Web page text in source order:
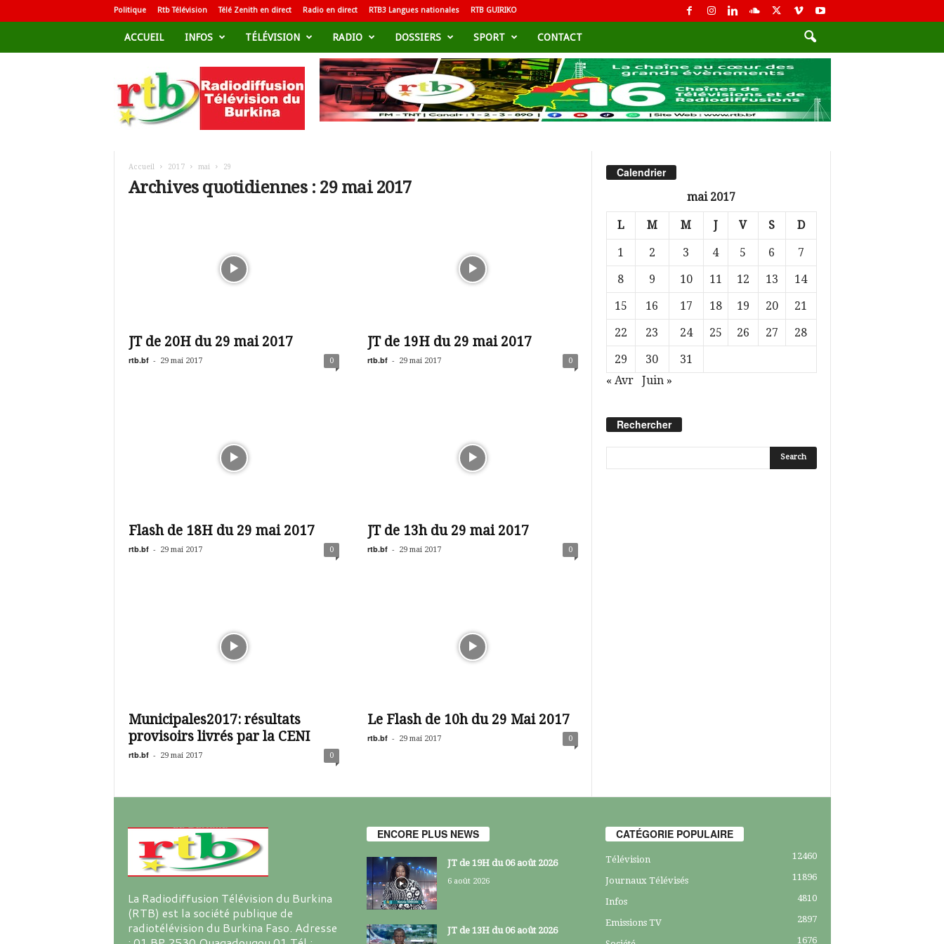
Politique Rtb Télévision Télé Zenith en direct Radio en direct RTB3 Langues nationales RTB GUIRIKO
ACCUEIL INFOS TÉLÉVISION RADIO DOSSIERS SPORT CONTACT
d
i
Accueil 2017 mai 29
Archives quotidiennes : 29 mai 2017
JT de 20H du 29 mai 2017
rtb.bf - 29 mai 2017 0
JT de 19H du 29 mai 2017
rtb.bf - 29 mai 2017 0
Flash de 18H du 29 mai 2017
rtb.bf - 29 mai 2017 0
JT de 13h du 29 mai 2017
rtb.bf - 29 mai 2017 0
Municipales2017: résultats
provisoirs livrés par la CENI
rtb.bf - 29 mai 2017 0
Le Flash de 10h du 29 Mai 2017
rtb.bf - 29 mai 2017 0
Calendrier
mai 2017
L M M J V S D
1 2 3 4 5 6
7
8
9 10 11 12 13
14
15
16 17 18 19 20
21
22
23 24 25 26 27
28
29
30
31
« Avr
Juin »
Rechercher
La Radiodiffusion Télévision du Burkina
(RTB) est la société publique de
radiotélévision du Burkina Faso. Adresse
ENCORE PLUS NEWS
JT de 19H du 06 août 2026
6 août 2026
JT de 13H du 06 août 2026
CATÉGORIE POPULAIRE
Télévision 12460
Journaux Télévisés 11896
Infos 4810
Emissions TV 2897
1676